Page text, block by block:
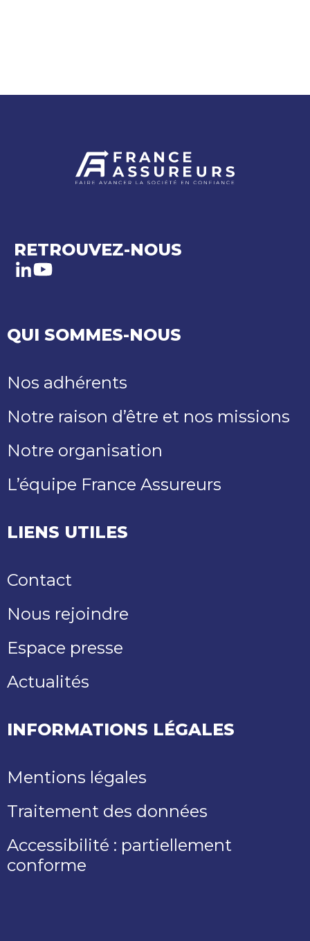
RETROUVEZ-NOUS
LinkedIn
Youtube
QUI SOMMES-NOUS
Nos adhérents
Notre raison d’être et nos missions
Notre organisation
L’équipe France Assureurs
LIENS UTILES
Contact
Nous rejoindre
Espace presse
Actualités
INFORMATIONS LÉGALES
Mentions légales
Traitement des données
Accessibilité : partiellement
conforme